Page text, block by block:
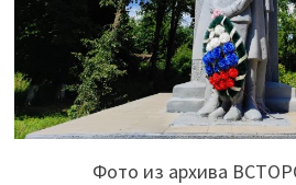
Фото из архива